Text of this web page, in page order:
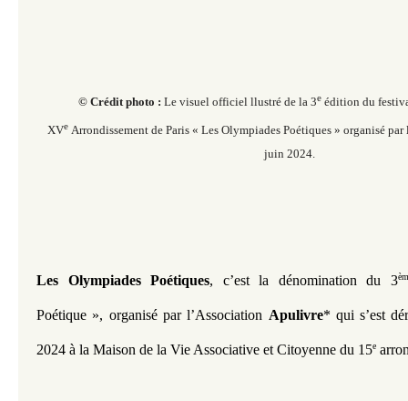
© Crédit photo : Le visuel officiel llustré de la 3e édition du
XVe Arrondissement de Paris « Les Olympiades Poétiques » organisé
juin 2024.
Les Olympiades Poétiques, c’est la dénomination du 3
Poétique », organisé par l’Association Apulivre* qui s’est
2024 à la Maison de la Vie Associative et Citoyenne du 15e